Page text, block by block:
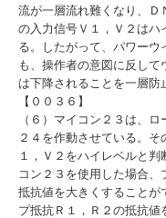
流が一層流れ難くなり、Ｄ
の入力信号Ｖ１，Ｖ２はハ
る。したがって、パワーウ
も、操作者の意図に反し
は下降されることを一層防
【００３６】
（６）マイコン２３は、
２４を作動させている。そ
１，Ｖ２をハイレベルと
コン２３を使用した場合
抵抗値を大きくすることが
プ抵抗Ｒ１，Ｒ２の抵抗値